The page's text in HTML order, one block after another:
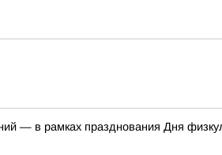
— в рамках празднования Дня